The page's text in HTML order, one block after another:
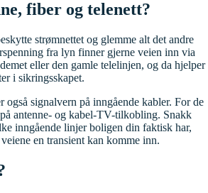
fiber og telenett?
strømnettet og glemme alt det andre
fra lyn finner gjerne veien inn via
eller den gamle telelinjen, og da hjelper
i sikringsskapet.
også signalvern på inngående kabler. For de
antenne- og kabel-TV-tilkobling. Snakk
inngående linjer boligen din faktisk har,
en transient kan komme inn.